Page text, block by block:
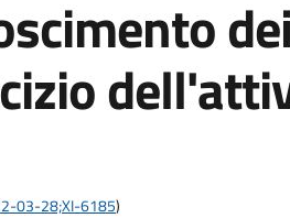
dei
03-28;XI-6185)